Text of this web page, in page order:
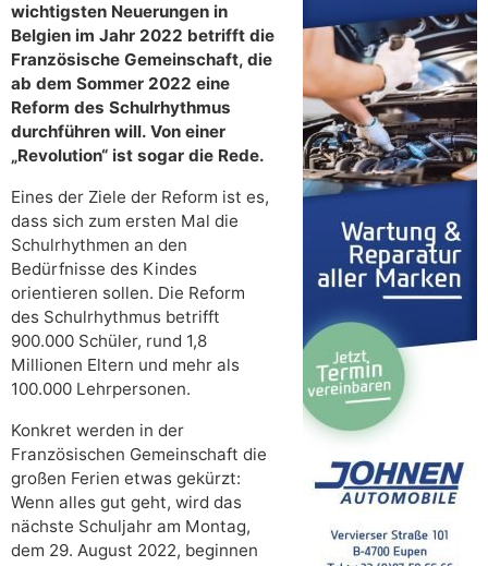
wichtigsten Neuerungen in
Belgien im Jahr 2022 betrifft die
Französische Gemeinschaft, die
ab dem Sommer 2022 eine
Reform des Schulrhythmus
durchführen will. Von einer
„Revolution“ ist sogar die Rede.
Eines der Ziele der Reform ist es,
dass sich zum ersten Mal die
Schulrhythmen an den
Bedürfnisse des Kindes
orientieren sollen. Die Reform
des Schulrhythmus betrifft
900.000 Schüler, rund 1,8
Millionen Eltern und mehr als
100.000 Lehrpersonen.
Konkret werden in der
Französischen Gemeinschaft die
großen Ferien etwas gekürzt:
Wenn alles gut geht, wird das
nächste Schuljahr am Montag,
dem 29. August 2022, beginnen